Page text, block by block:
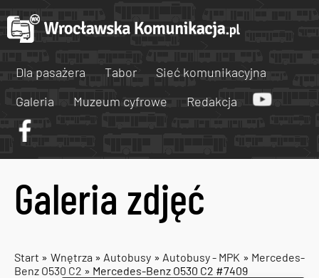
Dla pasażera Tabor
Sieć komunikacyjna
Galeria
Muzeum cyfrowe Redakcja
Galeria zdjęć
Start » Wnętrza » Autobusy » Autobusy - MPK » Mercedes-
Benz O530 C2 » Mercedes-Benz O530 C2 #7409